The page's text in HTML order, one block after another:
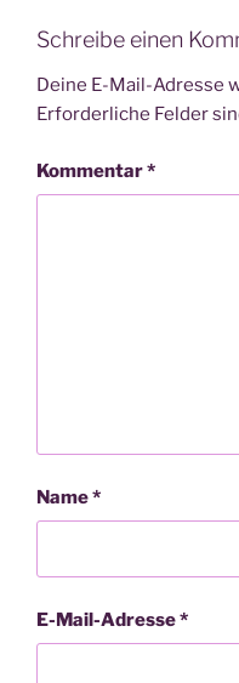
Schreibe einen
Deine E-Mail-Adresse
Erforderliche Felder
Kommentar*
Name*
E-Mail-Adresse*